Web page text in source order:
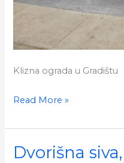
Klizna ograda u Gradištu
Klizna
Read More »
Dvorišna